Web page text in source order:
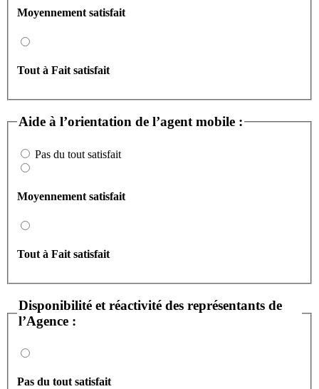
Moyennement satisfait
Tout à Fait satisfait
Aide à l’orientation de l’agent mobile :
Pas du tout satisfait
Moyennement satisfait
Tout à Fait satisfait
Disponibilité et réactivité des représentants de
l’Agence :
Pas du tout satisfait